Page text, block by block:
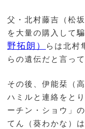
父・北村藤吉（松
を大量の購入して
野拓朗）
らは北村
らの遺伝だと言って
その後、伊能栞（
ハミルと連絡をと
ーチン・ショウ」
てん（葵わかな）